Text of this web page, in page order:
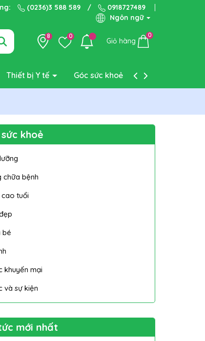
(0236)3 588 589 /
0918727489
Ngôn ngữ
8 0
Giỏ hàng
0
Thiết bị Y tế Góc sức khoẻ Liên hệ
khoẻ
chữa bệnh
tuổi
bé
khuyến mại
và sự kiện
mới nhất